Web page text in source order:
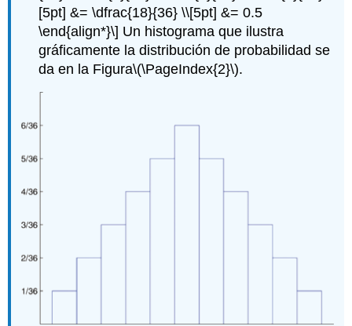
[5pt] &= \dfrac{18}{36} \\[5pt] &= 0.5
\end{align*}\] Un histograma que ilustra
gráficamente la distribución de probabilidad se
da en la Figura\(\PageIndex{2}\).